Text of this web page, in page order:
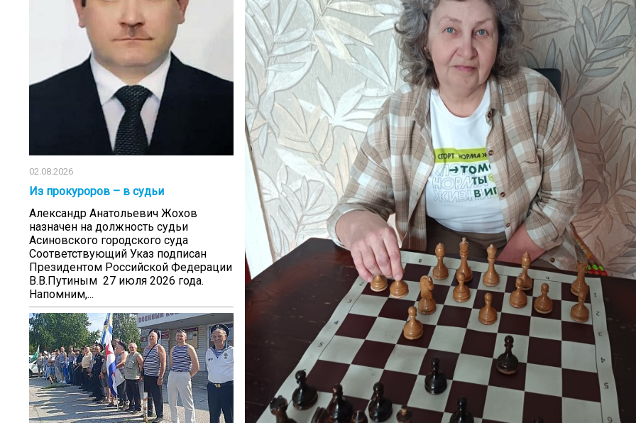
02.08.2026
Из прокуроров – в судьи
Александр Анатольевич Жохов
назначен на должность судьи
Асиновского городского суда
Соответствующий Указ подписан
Президентом Российской Федерации
В.В.Путиным 27 июля 2026 года.
Напомним,...
20.09.2017
Посмотреть...